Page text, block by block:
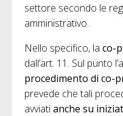
settore secondo le
amministrativo.
Nello specifico, la co-
dall’art. 11. Sul punto
procedimento di co-
prevede che tali
avviatianche su